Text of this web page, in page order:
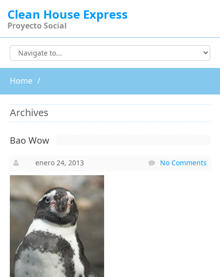
Clean House Express
Proyecto Social
content
Home
Archives
Bao Wow
enero 24, 2013 No Comments